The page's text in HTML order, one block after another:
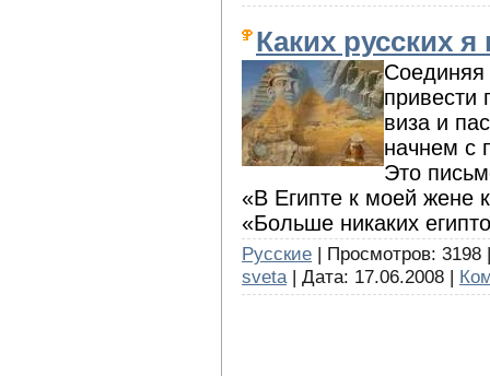
Каких русских
Соединяя
привести
виза и
начнем с
Это
«В Египте к моей жене
«Больше никаких
Русские | Просмотров: 3198
sveta | Дата: 17.06.2008 |